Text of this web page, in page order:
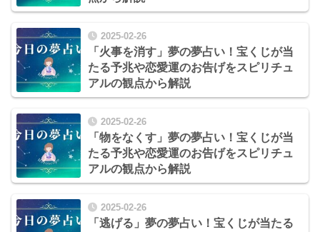
2025-02-26
「火事を消す」夢の夢占い！宝くじが当
たる予兆や恋愛運のお告げをスピリチュ
アルの観点から解説
2025-02-26
「物をなくす」夢の夢占い！宝くじが当
たる予兆や恋愛運のお告げをスピリチュ
アルの観点から解説
2025-02-26
「逃げる」夢の夢占い！宝くじが当たる